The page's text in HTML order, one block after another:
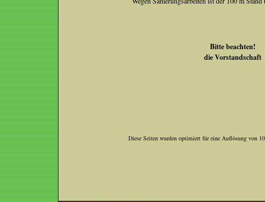
Bitte beachten!
die Vorstandschaft
Diese Seiten wurden optimiert für eine Auflösung von